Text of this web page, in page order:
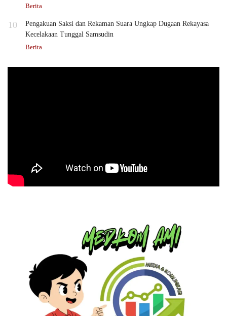
Berita
10
Pengakuan Saksi dan Rekaman Suara Ungkap Dugaan Rekayasa
Kecelakaan Tunggal Samsudin
Berita